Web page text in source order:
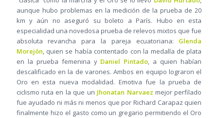
aunque hubo problemas en la medición de la prueba de 20
km y aún no aseguró su boleto a París. Hubo en esta
especialidad una novedosa prueba de relevos mixtos que fue
absoluta revancha para la pareja ecuatoriana: Glenda
Morejón, quien se había contentado con la medalla de plata
en la prueba femenina y Daniel Pintado, a quien habían
descalificado en la de varones. Ambos en equipo lograron el
Oro en esta nueva modalidad. Emotiva fue la prueba de
ciclismo ruta en la que un Jhonatan Narvaez mejor perfilado
fue ayudado ni más ni menos que por Richard Carapaz quien
finalmente hizo el gasto como un gregario permitiendo el Oro